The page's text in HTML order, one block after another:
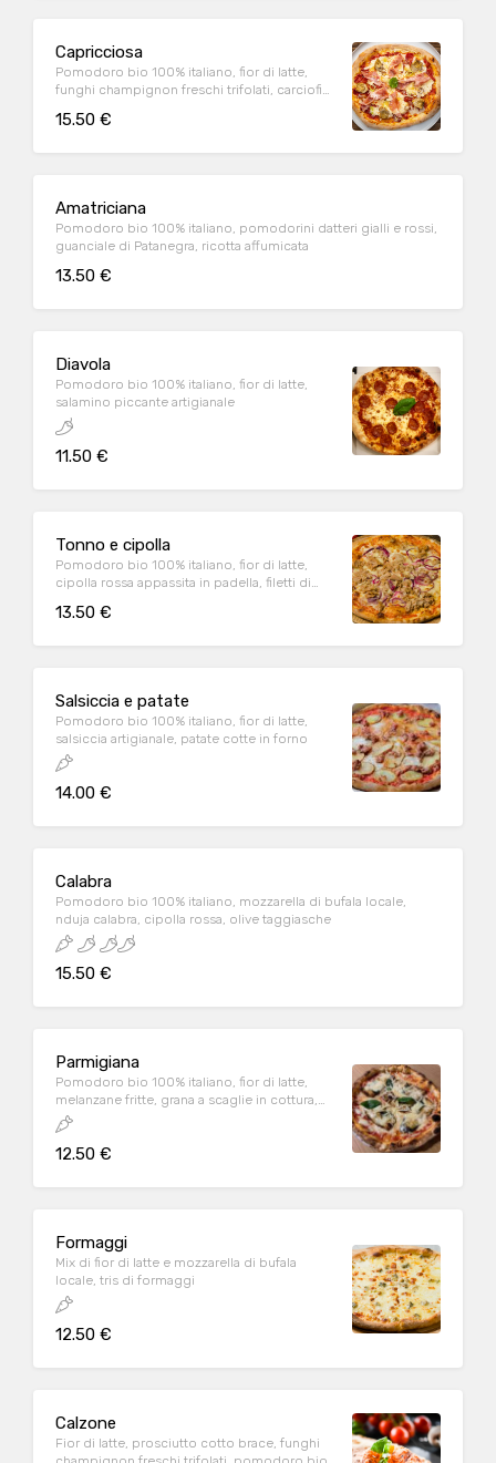
Capricciosa
Pomodoro bio 100% italiano, fior di latte,
funghi champignon freschi trifolati, carciofi
brace all’uscita
15.50 €
Amatriciana
Pomodoro bio 100% italiano, pomodorini datteri gialli e rossi,
guanciale di Patanegra, ricotta affumicata
13.50 €
Diavola
Pomodoro bio 100% italiano, fior di latte,
salamino piccante artigianale
11.50 €
Tonno e cipolla
Pomodoro bio 100% italiano, fior di latte,
cipolla rossa appassita in padella, filetti di
13.50 €
Salsiccia e patate
Pomodoro bio 100% italiano, fior di latte,
salsiccia artigianale, patate cotte in forno
14.00 €
Calabra
Pomodoro bio 100% italiano, mozzarella di bufala locale,
nduja calabra, cipolla rossa, olive taggiasche
15.50 €
Parmigiana
Pomodoro bio 100% italiano, fior di latte,
melanzane fritte, grana a scaglie in cottura,
guarnizione di olio EVO aromatizzato al
basilico
12.50 €
Formaggi
Mix di fior di latte e mozzarella di bufala
locale, tris di formaggi
12.50 €
Calzone
Fior di latte, prosciutto cotto brace, funghi